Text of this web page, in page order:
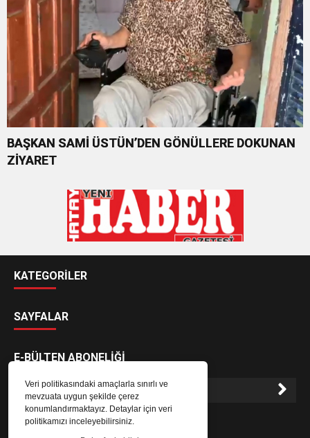
Veri politikasındaki amaçlarla sınırlı ve
mevzuata uygun şekilde çerez
konumlandırmaktayız. Detaylar için veri
politikamızı inceleyebilirsiniz.
BAŞKAN SAMİ ÜSTÜN’DEN GÖNÜLLERE DOKUNAN
ZİYARET
KATEGORİLER
SAYFALAR
E-BÜLTEN ABONELİĞİ
E-Bülten aboneliği ile haberlere daha hızlı erişin.